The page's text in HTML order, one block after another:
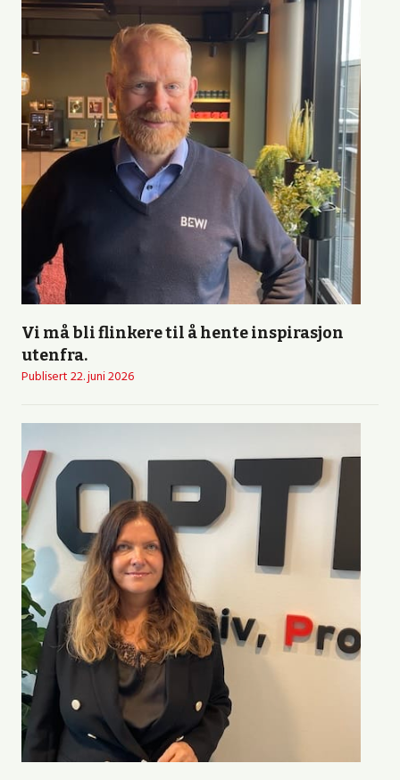
Vi må bli flinkere til å hente inspirasjon
utenfra.
Publisert22. juni 2026